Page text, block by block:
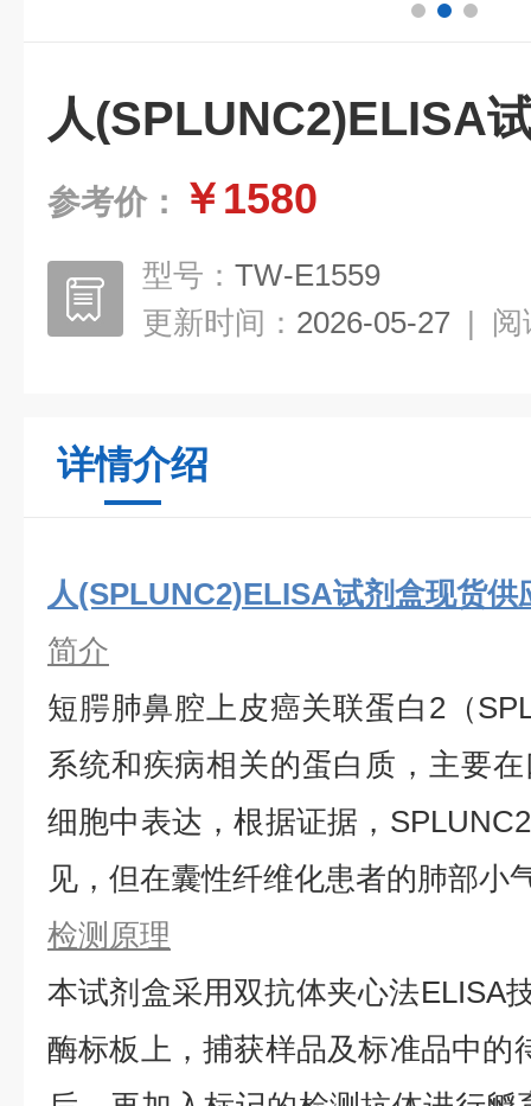
人(SPLUNC2)ELISA
参考价： ￥1580
型号： TW-E1559
更新时间： 2026-05-27 | 阅
详情介绍
人(SPLUNC2)ELISA试剂盒现货供
简介
短腭肺鼻腔上皮癌关联蛋白2（
系统和疾病相关的蛋白质，主要
细胞中表达，根据证据，
见，但在囊性纤维化患者的肺部小
检测原理
本试剂盒采用双抗体夹心法ELISA
酶标板上，捕获样品及标准品中的